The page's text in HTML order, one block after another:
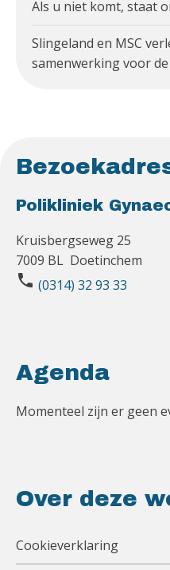
Als u niet komt, staat
Slingeland en MSC
samenwerking voor
Polikliniek
Kruisbergseweg 25
7009 BL Doetinchem
phone (0314) 32 93 33
Agenda
Momenteel zijn er geen
Over deze
Cookieverklaring